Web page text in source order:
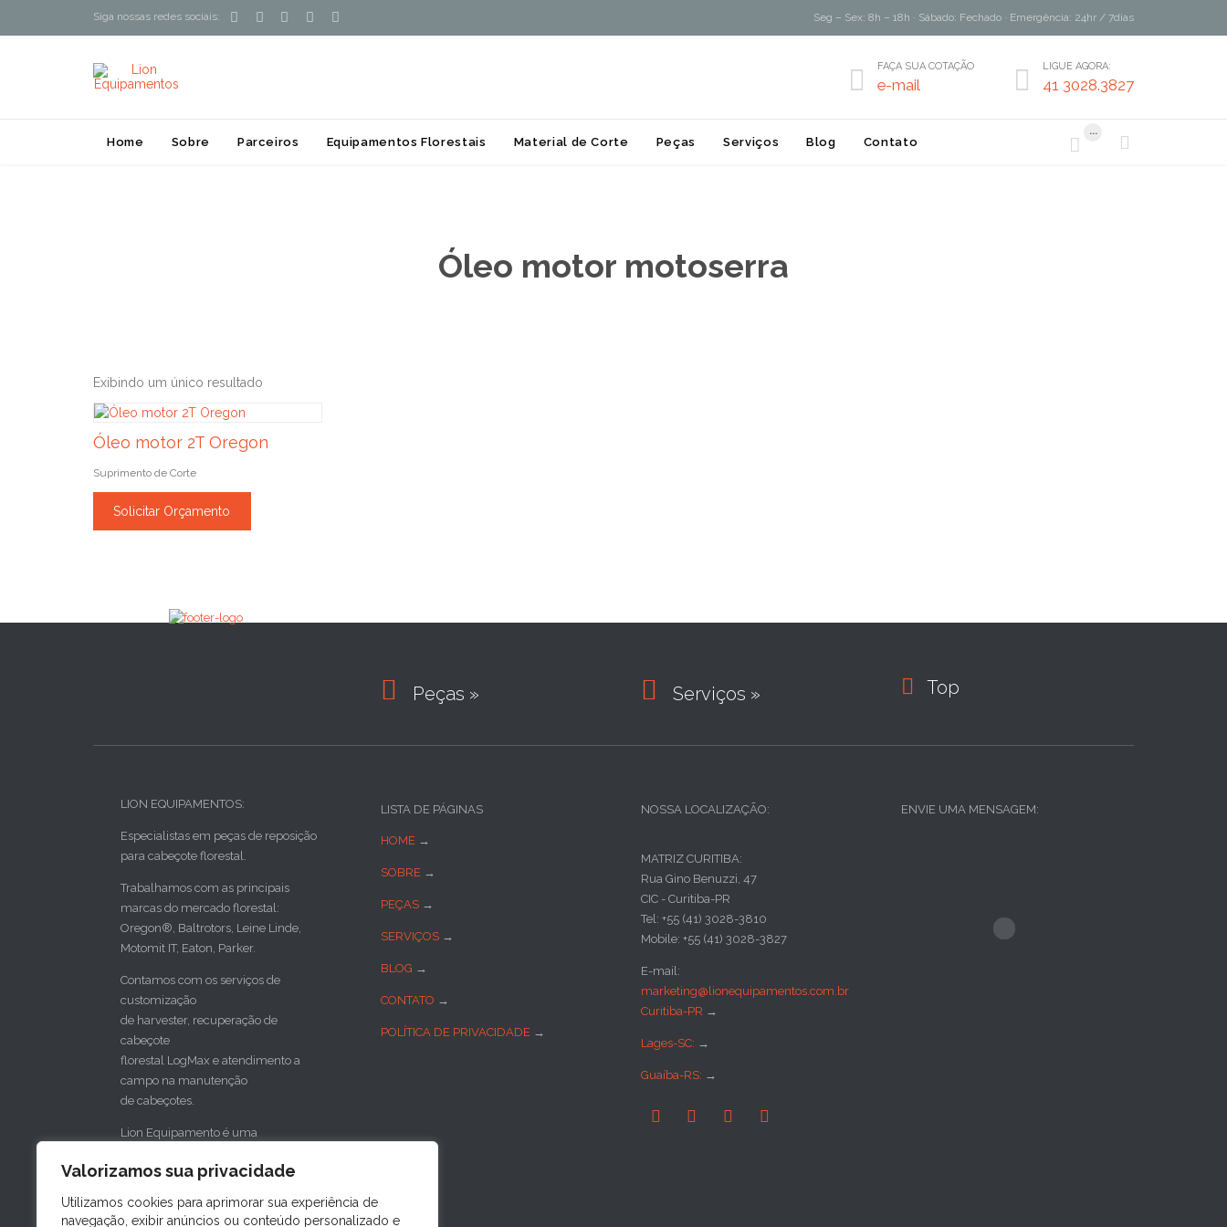
Valorizamos sua privacidade
Utilizamos cookies para aprimorar sua experiência de
navegação, exibir anúncios ou conteúdo personalizado e
Siga nossas redes sociais:      Seg – Sex: 8h – 18h · Sábado: Fechado · Emergência: 24hr / 7dias
 FAÇA SUA COTAÇÃO
e-mail  LIGUE AGORA:
41 3028.3827
to
Home Sobre Parceiros Equipamentos Florestais Material de Corte Peças Serviços Blog Contato 
...

Óleo motor motoserra
Exibindo um único resultado
Óleo motor 2T Oregon
Suprimento de Corte
Solicitar Orçamento
 Peças »  Serviços »  Top
LION EQUIPAMENTOS:
Especialistas em peças de reposição
para cabeçote florestal.
Trabalhamos com as principais
marcas do mercado florestal:
Oregon®, Baltrotors, Leine Linde,
Motomit IT, Eaton, Parker.
Contamos com os serviços de
customização
de harvester, recuperação de
cabeçote
florestal LogMax e atendimento a
campo na manutenção
de cabeçotes.
Lion Equipamento é uma
sueco SP Maskiner
LISTA DE PÁGINAS
HOME →
SOBRE →
PEÇAS →
SERVIÇOS →
BLOG →
CONTATO →
POLÍTICA DE PRIVACIDADE →
NOSSA LOCALIZAÇÃO:
MATRIZ CURITIBA:
Rua Gino Benuzzi, 47
CIC - Curitiba-PR
Tel: +55 (41) 3028-3810
Mobile: +55 (41) 3028-3827
E-mail:
marketing@lionequipamentos.com.br
Curitiba-PR →
Lages-SC: →
Guaíba-RS: →
   
ENVIE UMA MENSAGEM: